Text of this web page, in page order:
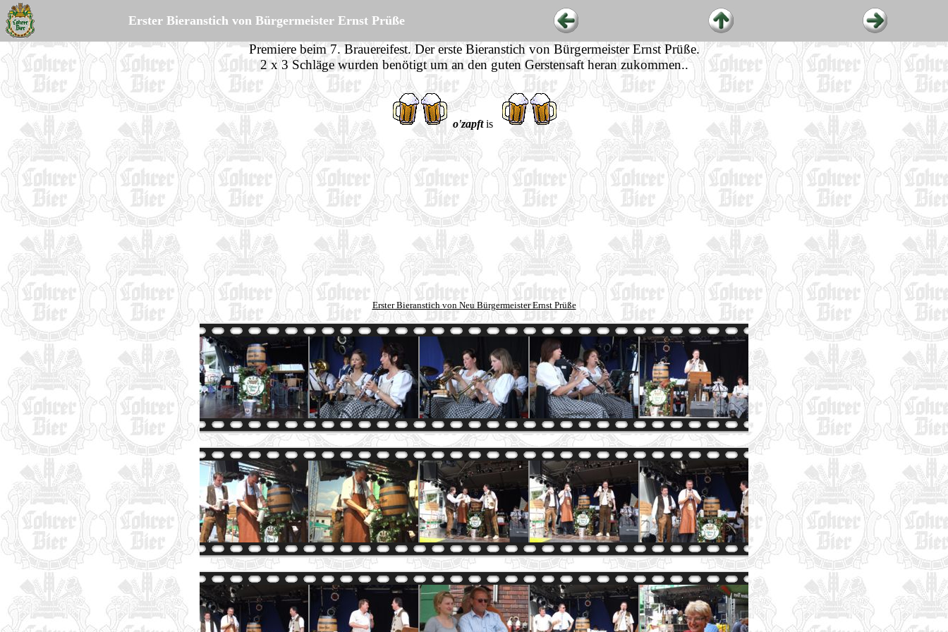
Erster Bieranstich von Bürgermeister Ernst Prüße
Premiere beim 7. Brauereifest. Der erste Bieranstich von Bürgermeister Ernst Prüße.
2 x 3 Schläge wurden benötigt um an den guten Gerstensaft heran zukommen..
o'zapftis
Erster Bieranstich von Neu Bürgermeister Ernst Prüße